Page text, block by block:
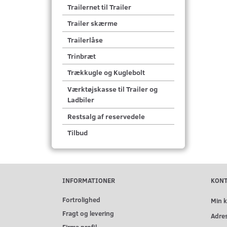
Trailernet til Trailer
Trailer skærme
Trailerlåse
Trinbræt
Trækkugle og Kuglebolt
Værktøjskasse til Trailer og
Ladbiler
Restsalg af reservedele
Tilbud
INFORMATIONER
Fortrolighed
Fragt og levering
Min